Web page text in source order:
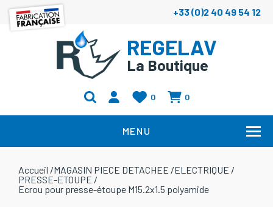
+33 (0)2 40 49 54 12
REGELAV
La Boutique
0 0
MENU
Accueil /MAGASIN PIECE DETACHEE /ELECTRIQUE /
PRESSE-ETOUPE /
Ecrou pour presse-étoupe M15.2x1.5 polyamide